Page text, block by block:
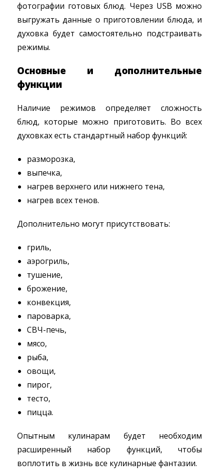
фотографии готовых блюд. Через USB можно
выгружать данные о приготовлении блюда, и
духовка будет самостоятельно подстраивать
режимы.
Основные и дополнительные
функции
Наличие режимов определяет сложность
блюд, которые можно приготовить. Во всех
духовках есть стандартный набор функций:
разморозка,
выпечка,
нагрев верхнего или нижнего тена,
нагрев всех тенов.
Дополнительно могут присутствовать:
гриль,
аэрогриль,
тушение,
брожение,
конвекция,
пароварка,
СВЧ-печь,
мясо,
рыба,
овощи,
пирог,
тесто,
пицца.
Опытным кулинарам будет необходим
расширенный набор функций, чтобы
воплотить в жизнь все кулинарные фантазии.